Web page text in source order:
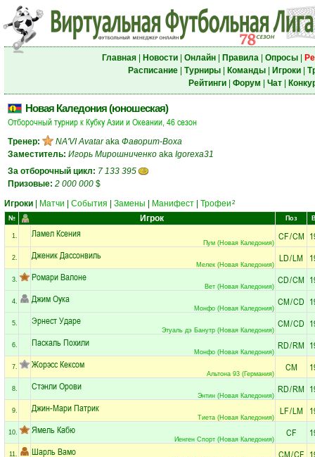
Главная| Новости| Онлайн| Правила| Опросы|
Расписание| Турниры| Команды| Игроки|
Рейтинги| Форум Чат|
Новая Каледония (юношеская)
Отборочный турнир к Кубку Азии и Океании, 46 сезон
Тренер: NA'VI Avataraka Фаворит-Воха
Заместитель: Игорь Мирошниченко aka Igorexa31
За отборочный цикл: 7 133 395
Призовые: 2 000 000 $
Игроки
Матчи События Замены Манифест Трофеи 2
№ Игрок Поз
1. Ламел Ксения
Пум (Новая Каледония)
CF/CM
2. Дженик Дассонвиль
Мелек (Новая Каледония)
LD/LM
3. Ромари Валоне
Вет (Новая Каледония)
CD/CM
4. Джим Оука
Монфо (Новая Каледония)
CM/CD
5. Эрнест Ударе
Этуаль дэ Банутр (Новая Каледония)
CM/CD
6. Паскаль Похили
Монфо (Новая Каледония)
RD/RM
7. Жорэсс Кексом
Альтона 93 (Германия)
CM
8. Стэнли Орови
Энтин (Новая Каледония)
RD/RM
9. Джин-Мари Патрик
Тиета (Новая Каледония)
LF/LM
10. Ямель Кабю
Иенген Спорт (Новая Каледония)
CF
11. Шарль Вамо CM/CF